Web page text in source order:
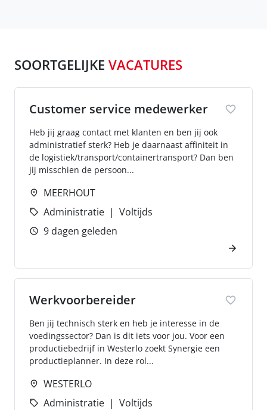
SOORTGELIJKE VACATURES
Customer service medewerker
Heb jij graag contact met klanten en ben jij ook
administratief sterk? Heb je daarnaast affiniteit in
de logistiek/transport/containertransport? Dan ben
jij misschien de persoon...
MEERHOUT
Administratie
Voltijds
9 dagen geleden
Werkvoorbereider
Ben jij technisch sterk en heb je interesse in de
voedingssector? Dan is dit iets voor jou. Voor een
productiebedrijf in Westerlo zoekt Synergie een
productieplanner. In deze rol...
WESTERLO
Administratie
Voltijds